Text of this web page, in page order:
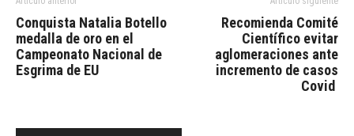
Conquista Natalia Botello
medalla de oro en el
Campeonato Nacional de
Esgrima de EU
Recomienda Comité
Científico evitar
aglomeraciones ante
incremento de casos
Covid